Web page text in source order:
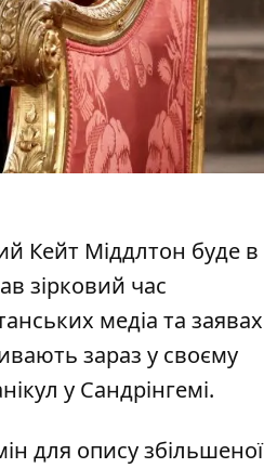
Кейт Міддлтон буде в
зірковий час
медіа та заявах
зараз у своєму
у Сандрінгемі.
для опису збільшеної